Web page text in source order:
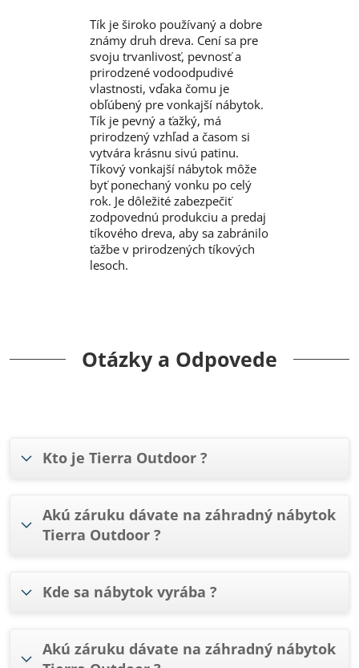
Tík je široko používaný a dobre
známy druh dreva. Cení sa pre
svoju trvanlivosť, pevnosť a
prirodzené vodoodpudivé
vlastnosti, vďaka čomu je
obľúbený pre vonkajší nábytok.
Tík je pevný a ťažký, má
prirodzený vzhľad a časom si
vytvára krásnu sivú patinu.
Tíkový vonkajší nábytok môže
byť ponechaný vonku po celý
rok. Je dôležité zabezpečiť
zodpovednú produkciu a predaj
tíkového dreva, aby sa zabránilo
ťažbe v prirodzených tíkových
lesoch.
Otázky a Odpovede
Kto je Tierra Outdoor ?
Akú záruku dávate na záhradný nábytok
Tierra Outdoor ?
Kde sa nábytok vyrába ?
Akú záruku dávate na záhradný nábytok